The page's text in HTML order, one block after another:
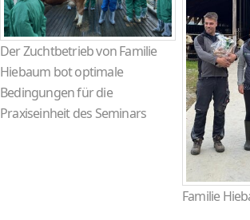
Der Zuchtbetrieb von Familie
Hiebaum bot optimale
Bedingungen für die
Praxiseinheit des Seminars
Familie